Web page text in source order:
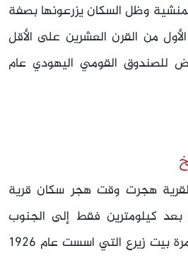
وظل السكان يزرعونها بصفة
من القرن العشرين على الأقل
للصندوق القومي اليهودي عام
هجرت وقت هجر سكان قرية
بعد كيلومترين فقط إلى الجنوب
الغربي. كما تقع مستعمرة بيت زيرع التي اسست عام 1926